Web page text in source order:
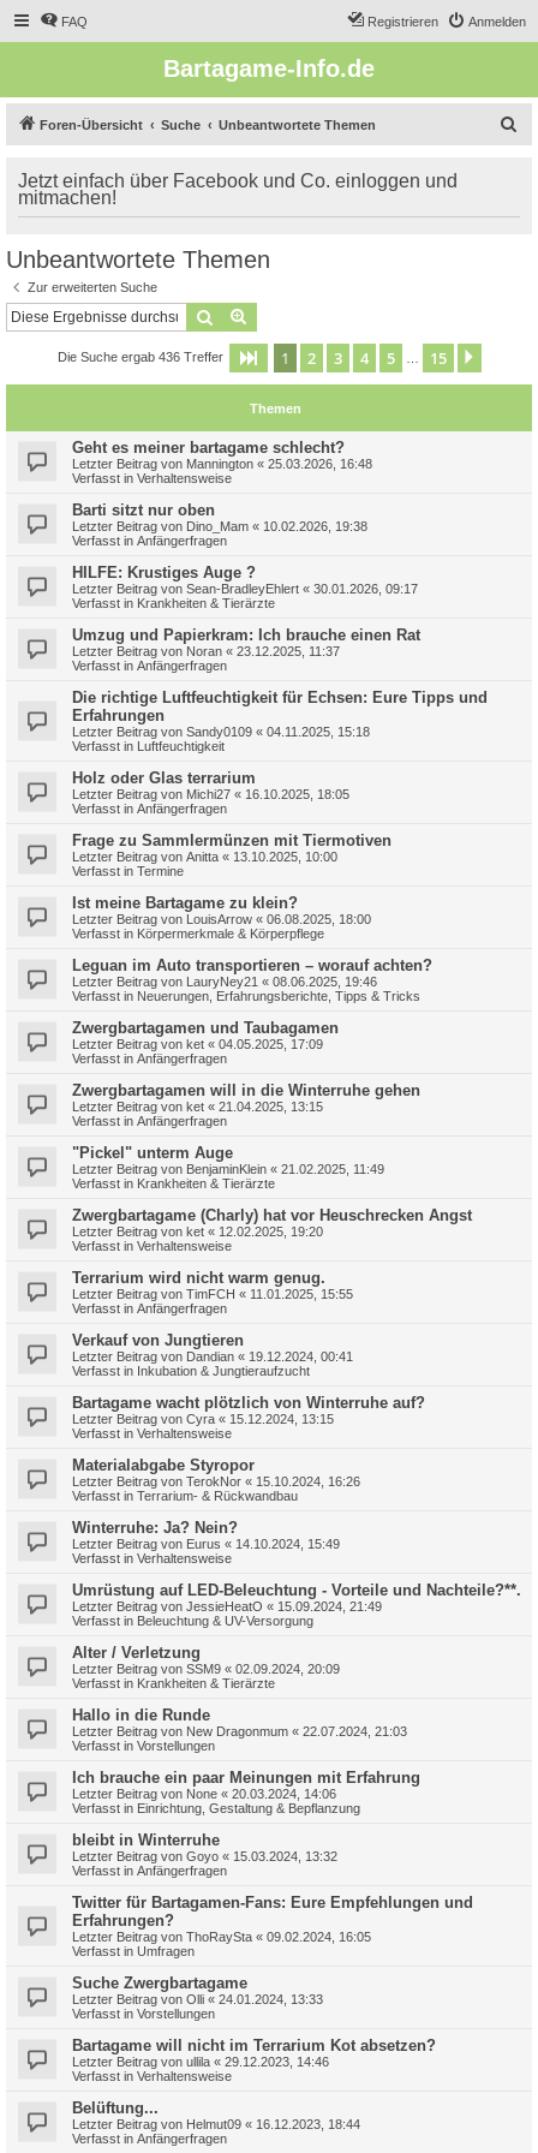
FAQ Anmelden
Registrieren
Bartagame-Info.de
Foren-Übersicht Suche Unbeantwortete Themen
Jetzt einfach über Facebook und Co. einloggen und
mitmachen!
Unbeantwortete Themen
Zur erweiterten Suche
Suche
Die Suche ergab 436 Treffer Seite 1von 15
1 2 3 4 5 15
Themen
Geht es meiner bartagame schlecht?
Letzter Beitrag von Mannington « 25.03.2026, 16:48
Verfasst in Verhaltensweise
Barti sitzt nur oben
Letzter Beitrag von Dino_Mam « 10.02.2026, 19:38
Verfasst in Anfängerfragen
HILFE: Krustiges Auge ?
Letzter Beitrag von Sean-BradleyEhlert « 30.01.2026, 09:17
Verfasst in Krankheiten & Tierärzte
Umzug und Papierkram: Ich brauche einen Rat
Letzter Beitrag von Noran « 23.12.2025, 11:37
Verfasst in Anfängerfragen
Die richtige Luftfeuchtigkeit für Echsen: Eure Tipps und
Erfahrungen
Letzter Beitrag von Sandy0109 « 04.11.2025, 15:18
Verfasst in Luftfeuchtigkeit
Holz oder Glas terrarium
Letzter Beitrag von Michi27 « 16.10.2025, 18:05
Verfasst in Anfängerfragen
Frage zu Sammlermünzen mit Tiermotiven
Letzter Beitrag von Anitta « 13.10.2025, 10:00
Verfasst in Termine
Ist meine Bartagame zu klein?
Letzter Beitrag von LouisArrow « 06.08.2025, 18:00
Verfasst in Körpermerkmale & Körperpflege
Leguan im Auto transportieren – worauf achten?
Letzter Beitrag von LauryNey21 « 08.06.2025, 19:46
Verfasst in Neuerungen, Erfahrungsberichte, Tipps & Tricks
Zwergbartagamen und Taubagamen
Letzter Beitrag von ket « 04.05.2025, 17:09
Verfasst in Anfängerfragen
Zwergbartagamen will in die Winterruhe gehen
Letzter Beitrag von ket « 21.04.2025, 13:15
Verfasst in Anfängerfragen
"Pickel" unterm Auge
Letzter Beitrag von BenjaminKlein « 21.02.2025, 11:49
Verfasst in Krankheiten & Tierärzte
Zwergbartagame (Charly) hat vor Heuschrecken Angst
Letzter Beitrag von ket « 12.02.2025, 19:20
Verfasst in Verhaltensweise
Terrarium wird nicht warm genug.
Letzter Beitrag von TimFCH « 11.01.2025, 15:55
Verfasst in Anfängerfragen
Verkauf von Jungtieren
Letzter Beitrag von Dandian « 19.12.2024, 00:41
Verfasst in Inkubation & Jungtieraufzucht
Bartagame wacht plötzlich von Winterruhe auf?
Letzter Beitrag von Cyra « 15.12.2024, 13:15
Verfasst in Verhaltensweise
Materialabgabe Styropor
Letzter Beitrag von TerokNor « 15.10.2024, 16:26
Verfasst in Terrarium- & Rückwandbau
Winterruhe: Ja? Nein?
Letzter Beitrag von Eurus « 14.10.2024, 15:49
Verfasst in Verhaltensweise
Umrüstung auf LED-Beleuchtung - Vorteile und Nachteile?**.
Letzter Beitrag von JessieHeatO « 15.09.2024, 21:49
Verfasst in Beleuchtung & UV-Versorgung
Alter / Verletzung
Letzter Beitrag von SSM9 « 02.09.2024, 20:09
Verfasst in Krankheiten & Tierärzte
Hallo in die Runde
Letzter Beitrag von New Dragonmum « 22.07.2024, 21:03
Verfasst in Vorstellungen
Ich brauche ein paar Meinungen mit Erfahrung
Letzter Beitrag von None « 20.03.2024, 14:06
Verfasst in Einrichtung, Gestaltung & Bepflanzung
bleibt in Winterruhe
Letzter Beitrag von Goyo « 15.03.2024, 13:32
Verfasst in Anfängerfragen
Twitter für Bartagamen-Fans: Eure Empfehlungen und
Erfahrungen?
Letzter Beitrag von ThoRaySta « 09.02.2024, 16:05
Verfasst in Umfragen
Suche Zwergbartagame
Letzter Beitrag von Olli « 24.01.2024, 13:33
Verfasst in Vorstellungen
Bartagame will nicht im Terrarium Kot absetzen?
Letzter Beitrag von ullila « 29.12.2023, 14:46
Verfasst in Verhaltensweise
Belüftung...
Letzter Beitrag von Helmut09 « 16.12.2023, 18:44
Verfasst in Anfängerfragen